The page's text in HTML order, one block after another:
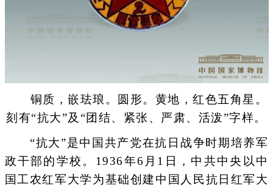
铜质，嵌珐琅。圆形。黄地，红色五角星。
刻有“抗大”及“团结、紧张、严肃、活泼”字样。
“抗大”是中国共产党在抗日战争时期培养军
政干部的学校。1936年6月1日，中共中央以中
国工农红军大学为基础创建中国人民抗日红军大